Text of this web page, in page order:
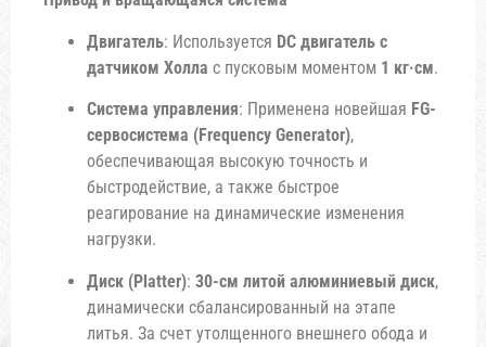
Двигатель: Используется DC двигатель с
датчиком Холла с пусковым моментом 1 кг·см.
Система управления: Применена новейшая FG-
сервосистема (Frequency Generator),
обеспечивающая высокую точность и
быстродействие, а также быстрое
реагирование на динамические изменения
нагрузки.
Диск (Platter): 30-см литой алюминиевый диск,
динамически сбалансированный на этапе
литья. За счет утолщенного внешнего обода и